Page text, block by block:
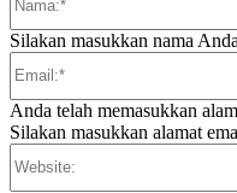
Silakan masukkan nama
Anda telah memasukkan
Silakan masukkan alamat